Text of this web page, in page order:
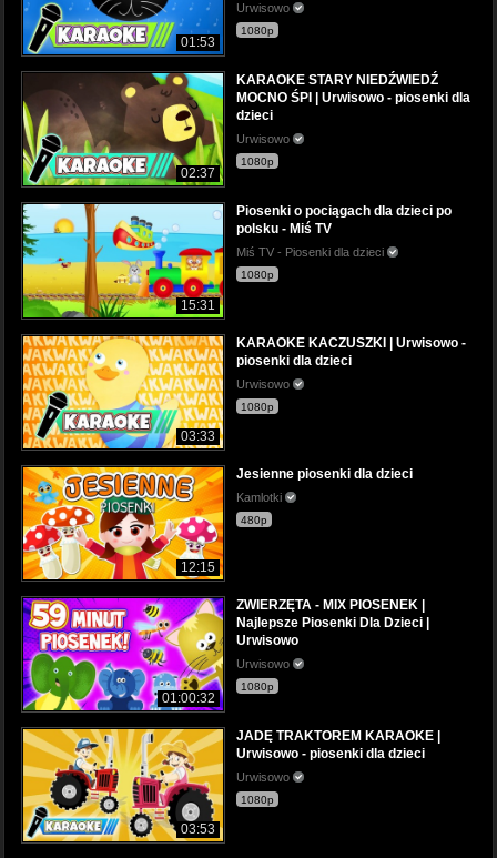
01:53
Urwisowo
1080p
02:37
KARAOKE STARY NIEDŹWIEDŹ
MOCNO ŚPI | Urwisowo - piosenki dla
dzieci
Urwisowo
1080p
15:31
Piosenki o pociągach dla dzieci po
polsku - Miś TV
Miś TV - Piosenki dla dzieci
1080p
03:33
KARAOKE KACZUSZKI | Urwisowo -
piosenki dla dzieci
Urwisowo
1080p
12:15
Jesienne piosenki dla dzieci
Kamlotki
480p
01:00:32
ZWIERZĘTA - MIX PIOSENEK |
Najlepsze Piosenki Dla Dzieci |
Urwisowo
Urwisowo
1080p
03:53
JADĘ TRAKTOREM KARAOKE |
Urwisowo - piosenki dla dzieci
Urwisowo
1080p